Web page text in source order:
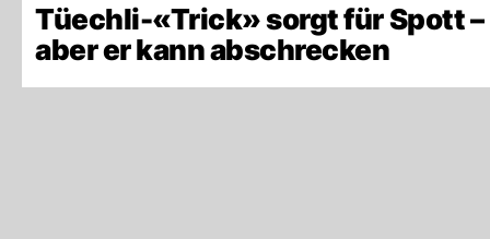
Tüechli-«Trick» sorgt für Spott –
aber er kann abschrecken